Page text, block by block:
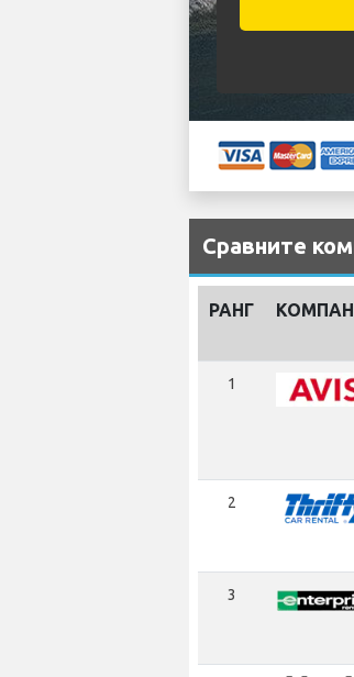
Сравните
РАНГ
1
2
3